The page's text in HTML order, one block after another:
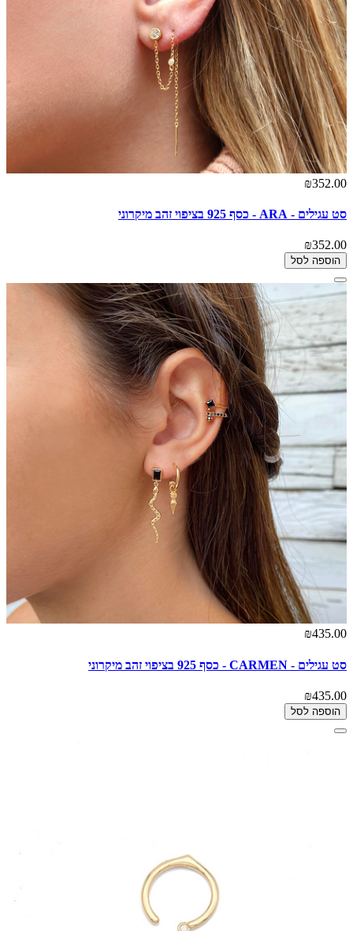
₪352.00
סט עגילים - ARA - כסף 925 בציפוי זהב מיקרוני
₪352.00
הוספה לסל
₪435.00
סט עגילים - CARMEN - כסף 925 בציפוי זהב מיקרוני
₪435.00
הוספה לסל